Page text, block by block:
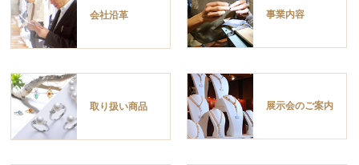
会社沿革 事業内容
取り扱い商品 展示会のご案内